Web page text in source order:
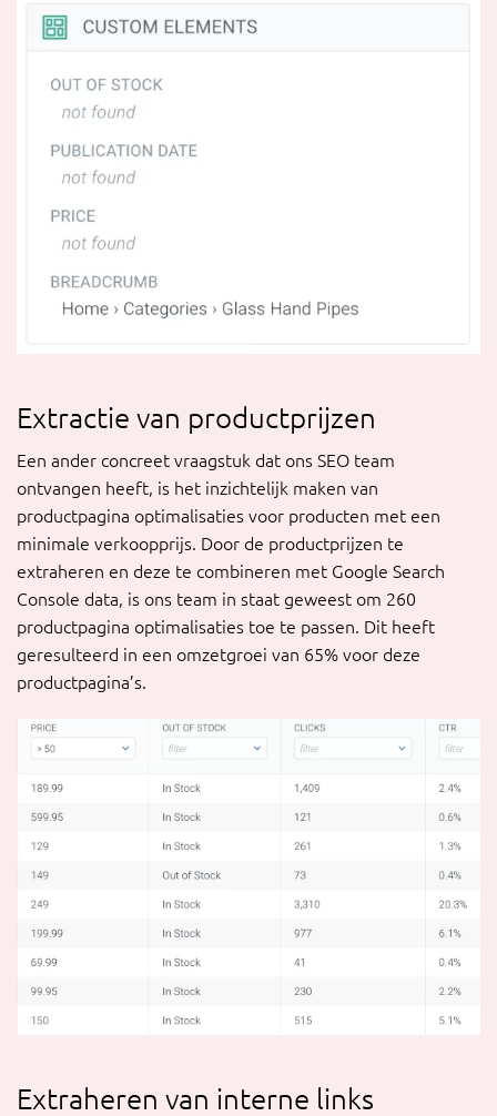
Extractie van productprijzen
Een ander concreet vraagstuk dat ons SEO team
ontvangen heeft, is het inzichtelijk maken van
productpagina optimalisaties voor producten met een
minimale verkoopprijs. Door de productprijzen te
extraheren en deze te combineren met Google Search
Console data, is ons team in staat geweest om 260
productpagina optimalisaties toe te passen. Dit heeft
geresulteerd in een omzetgroei van 65% voor deze
productpagina’s.
Extraheren van interne links